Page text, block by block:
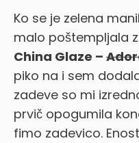
Ko se je zelena
malo poštempljala
China Glaze –
piko na i sem
zadeve so mi
prvič opogumila
fimo zadevico.